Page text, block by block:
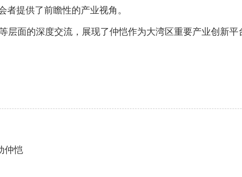
者提供了前瞻性的产业视角。
面的深度交流，展现了仲恺作为大湾区重要产业创新平
仲恺